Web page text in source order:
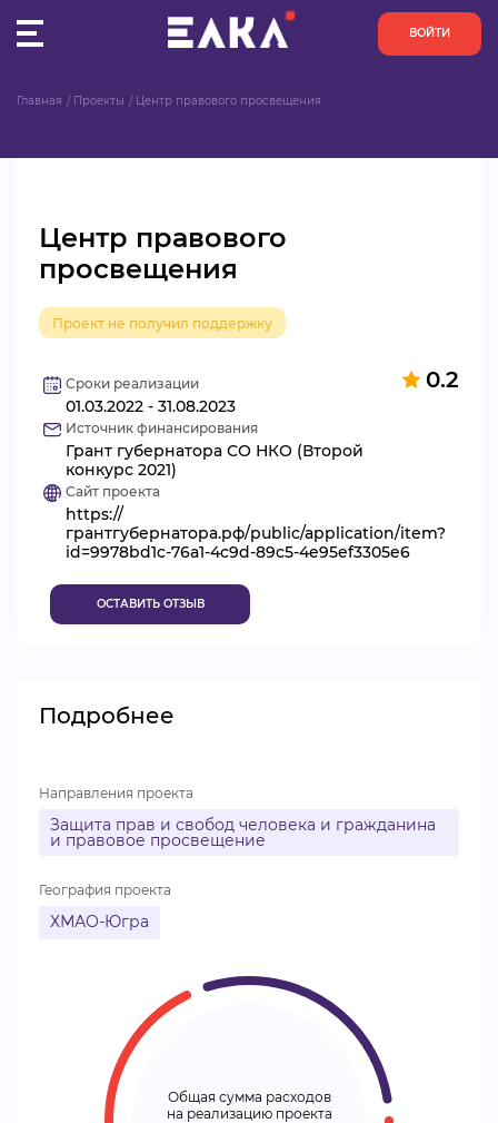
ВОЙТИ
ОРГАНИЗАЦИИ
АНАЛИТИКА
БАЗА ЗНАНИЙ
ВИДЕОКУРСЫ
Главная Проекты Центр правового просвещения
Центр правового
просвещения
Проект не получил поддержку
0.2
Сроки реализации
01.03.2022 - 31.08.2023
Источник финансирования
Грант губернатора СО НКО (Второй
конкурс 2021)
Сайт проекта
https://
грантгубернатора.рф/public/application/item?
id=9978bd1c-76a1-4c9d-89c5-4e95ef3305e6
ОСТАВИТЬ ОТЗЫВ
Подробнее
Направления проекта
Защита прав и свобод человека и гражданина
и правовое просвещение
География проекта
ХМАО-Югра
Общая сумма расходов
на реализацию проекта